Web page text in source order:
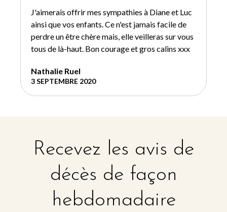
J'aimerais offrir mes sympathies à Diane et Luc
ainsi que vos enfants. Ce n'est jamais facile de
perdre un être chère mais, elle veilleras sur vous
tous de là-haut. Bon courage et gros calins xxx
Nathalie Ruel
3 SEPTEMBRE 2020
Recevez les avis de
décès de façon
hebdomadaire